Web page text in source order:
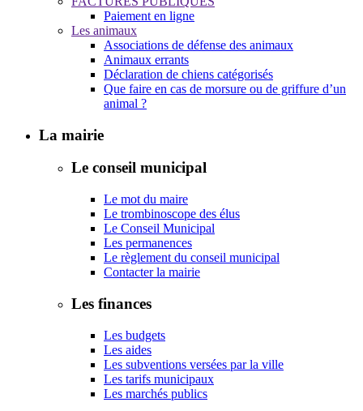
Paiement en ligne
Les animaux
Associations de défense des animaux
Animaux errants
Déclaration de chiens catégorisés
Que faire en cas de morsure ou de griffure d’un
animal ?
La mairie
Le conseil municipal
Le mot du maire
Le trombinoscope des élus
Le Conseil Municipal
Les permanences
Le règlement du conseil municipal
Contacter la mairie
Les finances
Les budgets
Les aides
Les subventions versées par la ville
Les tarifs municipaux
Les marchés publics